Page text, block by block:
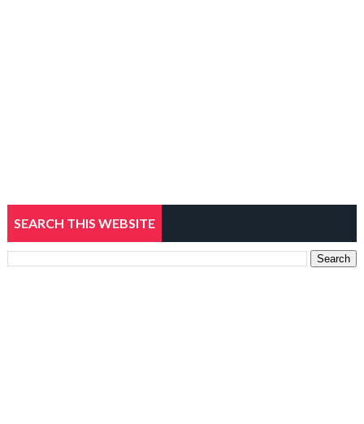
SEARCH THIS WEBSITE